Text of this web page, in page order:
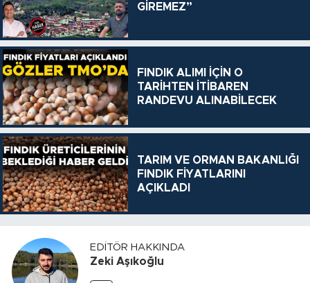
GİREMEZ”
FINDIK ALIMI İÇİN O
TARİHTEN İTİBAREN
RANDEVU ALINABİLECEK
TARIM VE ORMAN BAKANLIĞI
FINDIK FİYATLARINI
AÇIKLADI
EDITÖR HAKKINDA
Zeki Aşıkoğlu